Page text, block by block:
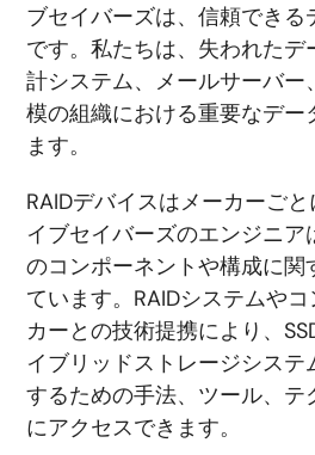
ブセイバーズは、信頼できる
です。私たちは、失われたデ
計システム、メールサーバー
模の組織における重要なデー
ます。
RAIDデバイスはメーカーご
イブセイバーズのエンジニ
のコンポーネントや構成に関
ています。RAIDシステムや
カーとの技術提携により、
イブリッドストレージシステ
するための手法、ツール、テ
にアクセスできます。